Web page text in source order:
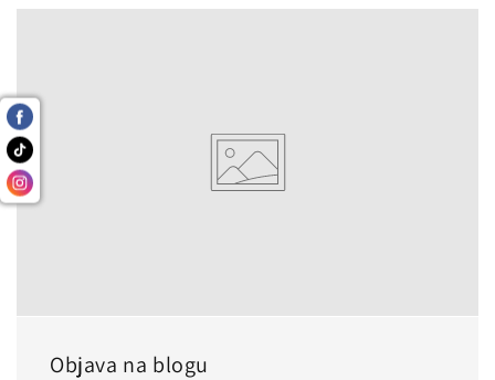
Objava na blogu